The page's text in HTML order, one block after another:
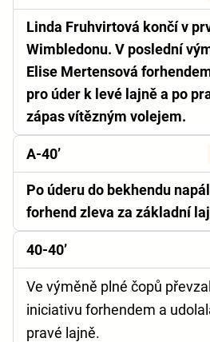
Linda Fruhvirtová končí v
Wimbledonu. V poslední
Elise Mertensová
pro úder k levé lajně a po
zápas vítězným volejem.
A-40’
Po úderu do bekhendu
forhend zleva za základní
40-40’
Ve výměně plné čopů
iniciativu forhendem a
pravé lajně.